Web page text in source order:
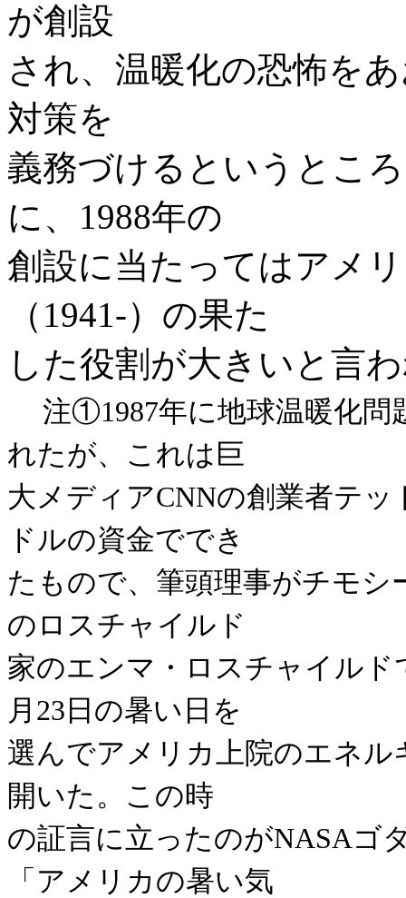
が創設
され、温暖化の恐怖を
対策を
義務づけるというとこ
に、1988年の
創設に当たってはアメ
（1941‐）の果た
した役割が大きいと言
注①1987年に地球温暖化問
れたが、これは巨
大メディアCNNの創業者テ
ドルの資金ででき
たもので、筆頭理事がチモシ
のロスチャイルド
家のエンマ・ロスチャイルド
月23日の暑い日を
選んでアメリカ上院のエネル
開いた。この時
の証言に立ったのがNASAゴ
「アメリカの暑い気